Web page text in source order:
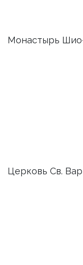
Монастырь
Церковь Св.